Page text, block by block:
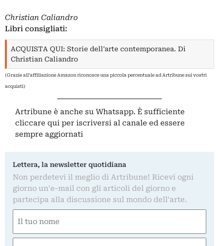
Christian Caliandro
Libri consigliati:
ACQUISTA QUI: Storie dell'arte contemporanea. Di
Christian Caliandro
(Grazie all'affiliazione Amazon riconosce una piccola percentuale ad Artribune sui vostri
acquisti)
Artribune è anche su Whatsapp. È sufficiente
cliccare qui per iscriversi al canale ed essere
sempre aggiornati
Lettera, la newsletter quotidiana
Non perdetevi il meglio di Artribune! Ricevi ogni
giorno un'e-mail con gli articoli del giorno e
partecipa alla discussione sul mondo dell'arte.
(Required)
First